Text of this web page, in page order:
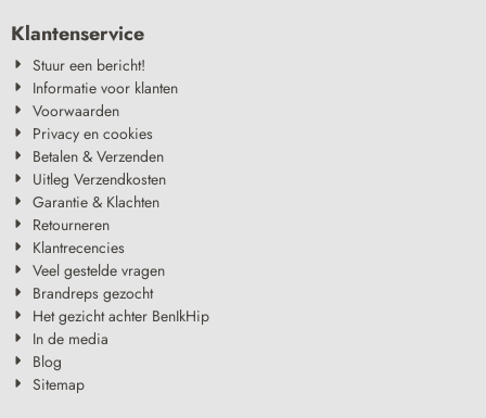
Klantenservice
Stuur een bericht!
Informatie voor klanten
Voorwaarden
Privacy en cookies
Betalen & Verzenden
Uitleg Verzendkosten
Garantie & Klachten
Retourneren
Klantrecencies
Veel gestelde vragen
Brandreps gezocht
Het gezicht achter BenIkHip
In de media
Blog
Sitemap